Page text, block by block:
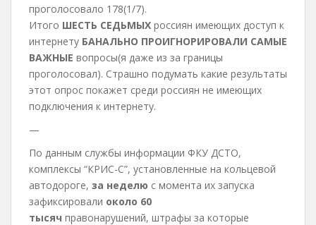
проголосовало 178(1/7).
Итого ШЕСТЬ СЕДЬМЫХ россиян имеющих доступ к
интернету БАНАЛЬНО ПРОИГНОРИРОВАЛИ САМЫЕ
ВАЖНЫЕ вопросы(я даже из за границы
проголосовал). Страшно подумать какие результаты
этот опрос покажет среди россиян не имеющих
подключения к интернету.
—
По данным службы информации ФКУ ДСТО,
комплексы “КРИС-С”, установленные на кольцевой
автодороге, за неделю с момента их запуска
зафиксировали около 60
тысяч правонарушений, штрафы за которые